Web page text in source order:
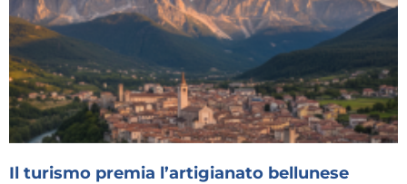
Il turismo premia l’artigianato bellunese